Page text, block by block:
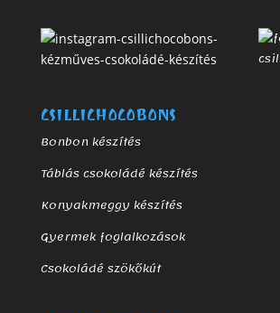
CSILLICHOCOBONS
Bonbon készítés
Táblás csokoládé készítés
Konyakmeggy készítés
Gyermek foglalkozások
Csokoládé szökőkút